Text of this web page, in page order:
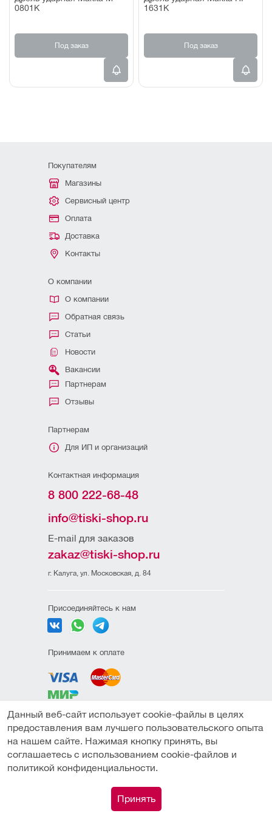
0801K
Под заказ
1631K
Под заказ
Покупателям
Магазины
Сервисный центр
Оплата
Доставка
Контакты
О компании
О компании
Обратная связь
Статьи
Новости
Вакансии
Партнерам
Отзывы
Партнерам
Для ИП и организаций
Контактная информация
8 800 222-68-48
info@tiski-shop.ru
E-mail для заказов
zakaz@tiski-shop.ru
г. Калуга, ул. Московская, д. 84
Присоединяйтесь к нам
Принимаем к оплате
конфиденциальности
соглашение
Публичная оферта
© Компания "ТИСКИ" (ИП Амиров М.М.) 2026
Поиск
Данный веб-сайт использует cookie-файлы в целях
предоставления вам лучшего пользовательского опыта
на нашем сайте. Нажимая кнопку принять, вы
соглашаетесь с использованием cookie-файлов и
политикой конфиденциальности.
Принять